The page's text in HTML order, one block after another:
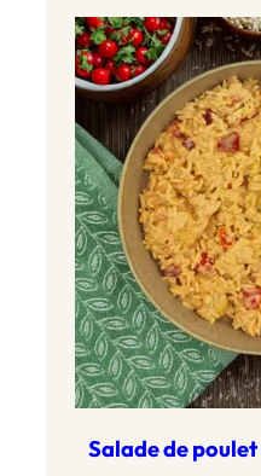
Salade de